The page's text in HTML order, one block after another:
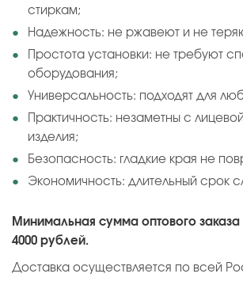
стиркам;
Надежность: не ржавеют и не
Простота установки: не требуют
оборудования;
Универсальность: подходят для
Практичность: незаметны с
изделия;
Безопасность: гладкие края не
Экономичность: длительный срок
Минимальная сумма оптового заказа
4000 рублей.
Доставка осуществляется по всей